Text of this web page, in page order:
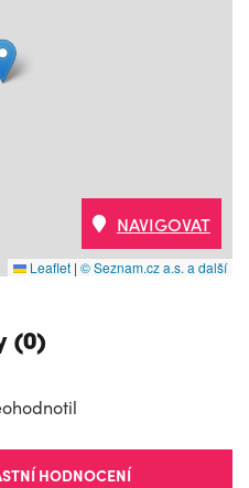
Leaflet | © Seznam.cz a.s. a další
NAVIGOVAT
(0)
HODNOCENÍ